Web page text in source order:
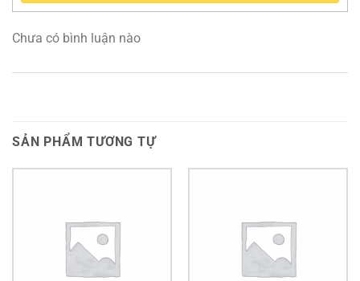
Chưa có bình luận nào
SẢN PHẨM TƯƠNG TỰ